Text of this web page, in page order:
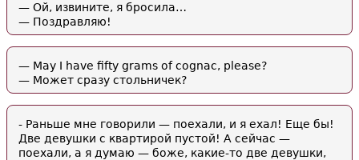
— Ой, извините, я бросила…
— Поздравляю!
— May I have fifty grams of cognac, please?
— Может сразу стольничек?
- Раньше мне говорили — поехали, и я ехал! Еще бы!
Две девушки с квартирой пустой! А сейчас —
поехали, а я думаю — боже, какие-то две девушки,